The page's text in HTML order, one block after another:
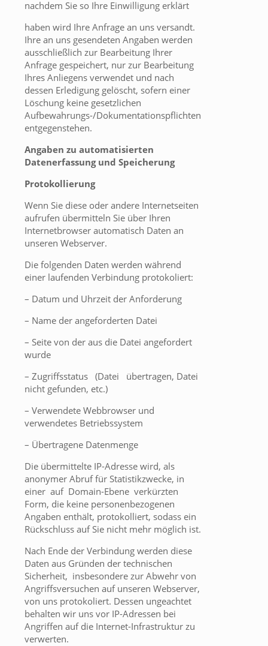
nachdem Sie so Ihre Einwilligung erklärt
haben wird Ihre Anfrage an uns versandt.
Ihre an uns gesendeten Angaben werden
ausschließlich zur Bearbeitung Ihrer
Anfrage gespeichert, nur zur Bearbeitung
Ihres Anliegens verwendet und nach
dessen Erledigung gelöscht, sofern einer
Löschung keine gesetzlichen
Aufbewahrungs-/Dokumentationspflichten
entgegenstehen.
Angaben zu automatisierten
Datenerfassung und Speicherung
Protokollierung
Wenn Sie diese oder andere Internetseiten
aufrufen übermitteln Sie über Ihren
Internetbrowser automatisch Daten an
unseren Webserver.
Die folgenden Daten werden während
einer laufenden Verbindung protokoliert:
– Datum und Uhrzeit der Anforderung
– Name der angeforderten Datei
– Seite von der aus die Datei angefordert
wurde
– Zugriffsstatus (Datei übertragen, Datei
nicht gefunden, etc.)
– Verwendete Webbrowser und
verwendetes Betriebssystem
– Übertragene Datenmenge
Die übermittelte IP-Adresse wird, als
anonymer Abruf für Statistikzwecke, in
einer auf Domain-Ebene verkürzten
Form, die keine personenbezogenen
Angaben enthält, protokolliert, sodass ein
Rückschluss auf Sie nicht mehr möglich ist.
Nach Ende der Verbindung werden diese
Daten aus Gründen der technischen
Sicherheit, insbesondere zur Abwehr von
Angriffsversuchen auf unseren Webserver,
von uns protokoliert. Dessen ungeachtet
behalten wir uns vor IP-Adressen bei
Angriffen auf die Internet-Infrastruktur zu
verwerten.